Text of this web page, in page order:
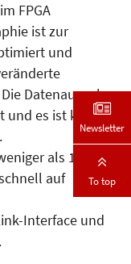
FPGA
ist zur
und
Datenausgabe
und es ist keine
als 100 µs
auf
Interface und
Newsletter
To top